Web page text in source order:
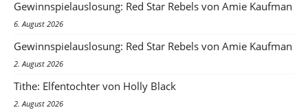
Gewinnspielauslosung: Red Star Rebels von Amie Kaufman
6. August 2026
Gewinnspielauslosung: Red Star Rebels von Amie Kaufman
2. August 2026
Tithe: Elfentochter von Holly Black
2. August 2026